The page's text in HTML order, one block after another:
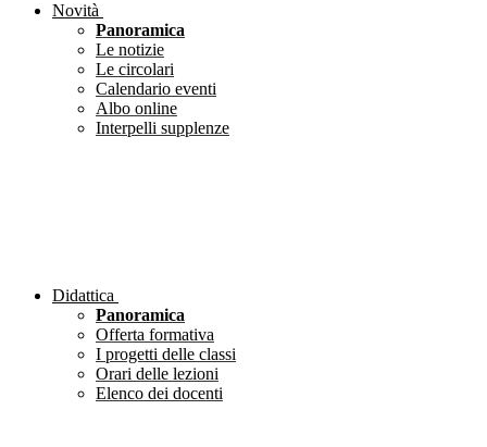
Novità
Panoramica
Le notizie
Le circolari
Calendario eventi
Albo online
Interpelli supplenze
Didattica
Panoramica
Offerta formativa
I progetti delle classi
Orari delle lezioni
Elenco dei docenti